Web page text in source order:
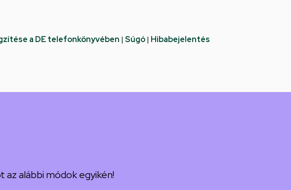
a DE telefonkönyvében | Súgó| Hibabejelentés
alábbi módok egyikén!